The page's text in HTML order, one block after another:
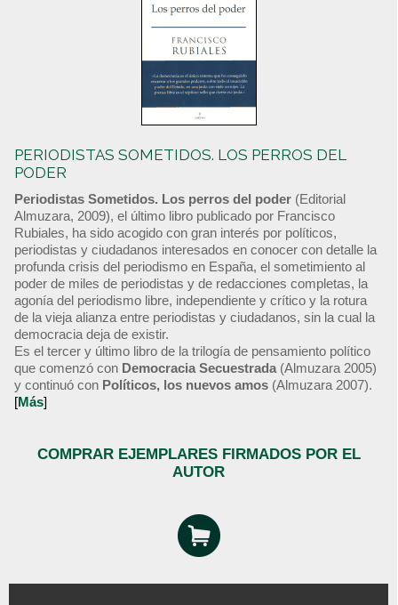
PERIODISTAS SOMETIDOS. LOS PERROS DEL
PODER
Periodistas Sometidos. Los perros del poder (Editorial
Almuzara, 2009), el último libro publicado por Francisco
Rubiales, ha sido acogido con gran interés por políticos,
periodistas y ciudadanos interesados en conocer con detalle la
profunda crisis del periodismo en España, el sometimiento al
poder de miles de periodistas y de redacciones completas, la
agonía del periodismo libre, independiente y crítico y la rotura
de la vieja alianza entre periodistas y ciudadanos, sin la cual la
democracia deja de existir.
Es el tercer y último libro de la trilogía de pensamiento político
que comenzó con Democracia Secuestrada (Almuzara 2005)
y continuó con Políticos, los nuevos amos (Almuzara 2007).
[Más]
COMPRAR EJEMPLARES FIRMADOS POR EL
AUTOR